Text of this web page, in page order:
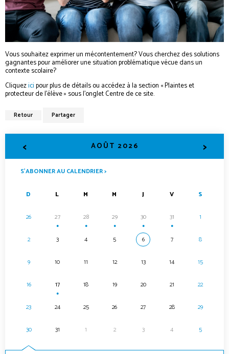
Vous souhaitez exprimer un mécontentement? Vous cherchez des solutions
gagnantes pour améliorer une situation problématique vécue dans un
contexte scolaire?
Cliquezicipour plus de détails ou accédez à la section « Plaintes et
protecteur de l’élève » sous l’onglet Centre de ce site.
Retour Partager
< AOÛT 2026 >
S’ABONNER AU CALENDRIER >
D L M M J V S
26 27
●
28
●
29
●
30
●
31
●
1
2 3 4 5 6 7 8
9 10 11 12 13 14 15
16 17
●
18 19 20 21 22
23 24 25 26 27 28 29
30 31 1 2 3 4 5